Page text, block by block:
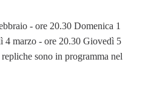
- ore 20.30 Domenica 1
4 marzo - ore 20.30 Giovedì 5
sono in programma nel